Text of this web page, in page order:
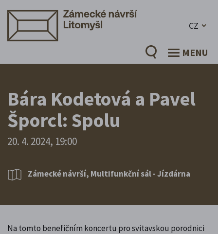
CZ
MENU
Bára Kodetová a Pavel
Šporcl: Spolu
20. 4. 2024, 19:00
Zámecké návrší, Multifunkční sál - Jízdárna
Na tomto benefičním koncertu pro svitavskou porodnici